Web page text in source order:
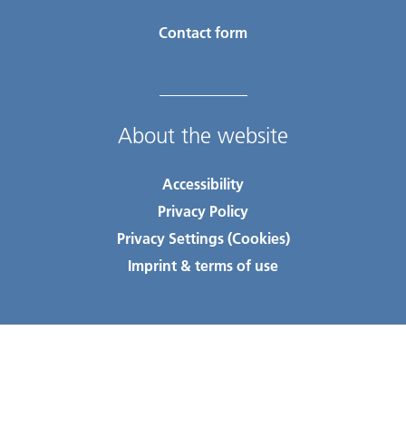
Contact form
About the website
Accessibility
Privacy Policy
Privacy Settings (Cookies)
Imprint & terms of use